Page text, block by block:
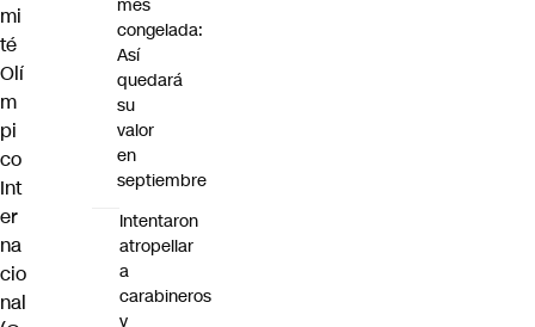
mi
té
Olí
m
pi
co
Int
er
na
cio
nal
mes
congelada:
Así
quedará
su
valor
en
septiembre
Intentaron
atropellar
a
carabineros
y